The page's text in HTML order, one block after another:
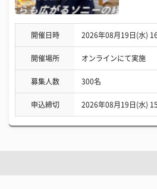
開催日時 2026年08月19日(水)
開催場所 オンラインにて実施
募集人数 300名
申込締切 2026年08月19日(水)